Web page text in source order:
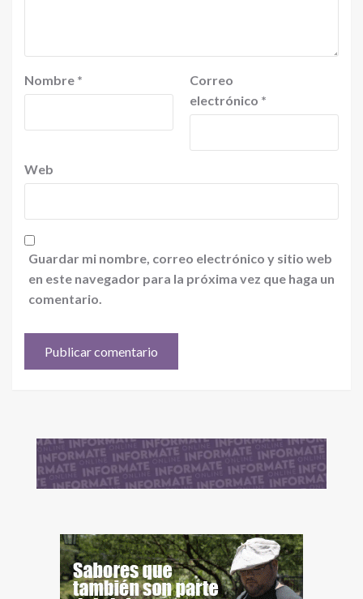
Nombre *
Correo
electrónico *
Web
Guardar mi nombre, correo electrónico y sitio web
en este navegador para la próxima vez que haga un
comentario.